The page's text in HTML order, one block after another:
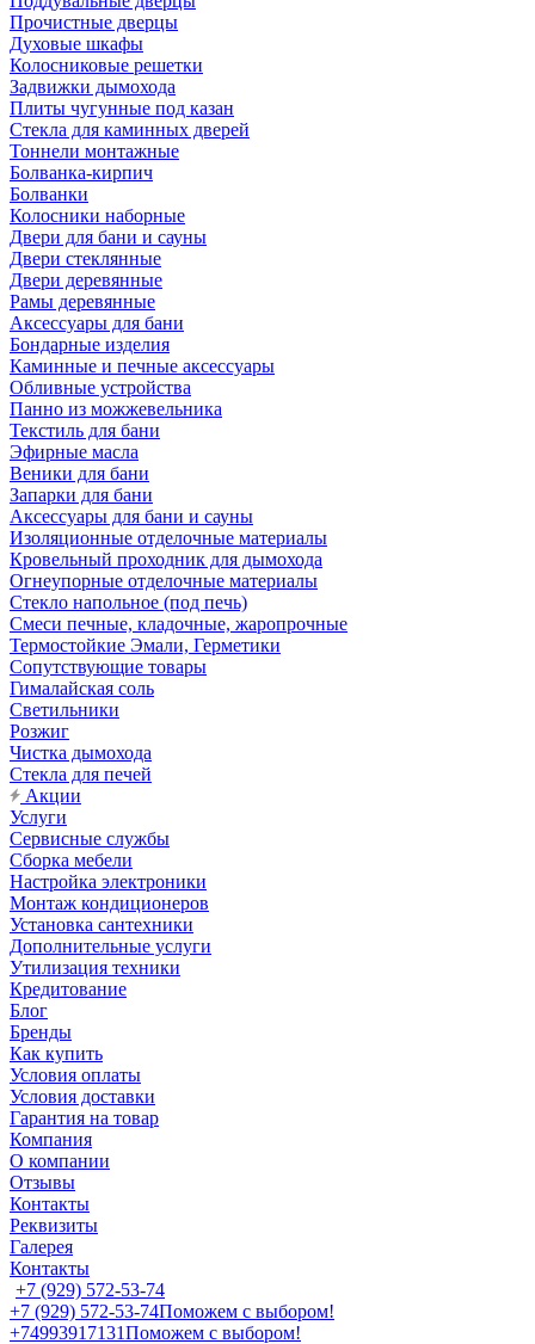
Прочистные дверцы
Духовые шкафы
Колосниковые решетки
Задвижки дымохода
Плиты чугунные под казан
Стекла для каминных дверей
Тоннели монтажные
Болванка-кирпич
Болванки
Колосники наборные
Двери для бани и сауны
Двери стеклянные
Двери деревянные
Рамы деревянные
Аксессуары для бани
Бондарные изделия
Каминные и печные аксессуары
Обливные устройства
Панно из можжевельника
Текстиль для бани
Эфирные масла
Веники для бани
Запарки для бани
Аксессуары для бани и сауны
Изоляционные отделочные материалы
Кровельный проходник для дымохода
Огнеупорные отделочные материалы
Стекло напольное (под печь)
Смеси печные, кладочные, жаропрочные
Термостойкие Эмали, Герметики
Сопутствующие товары
Гималайская соль
Светильники
Розжиг
Чистка дымохода
Стекла для печей
Акции
Услуги
Сервисные службы
Сборка мебели
Настройка электроники
Монтаж кондиционеров
Установка сантехники
Дополнительные услуги
Утилизация техники
Кредитование
Блог
Бренды
Как купить
Условия оплаты
Условия доставки
Гарантия на товар
Компания
О компании
Отзывы
Контакты
Реквизиты
Галерея
Контакты
+7 (929) 572-53-74
+7 (929) 572-53-74Поможем с выбором!
+74993917131Поможем с выбором!